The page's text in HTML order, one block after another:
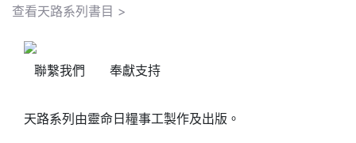
查看天路系列書目 >
聯繫我們 奉獻支持
天路系列由靈命日糧事工製作及出版。